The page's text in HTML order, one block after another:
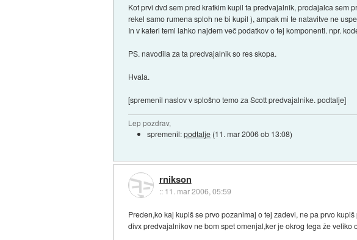
Kot prvi dvd sem pred kratkim kupil ta predvajalnik, prodajalca sem
rekel samo rumena sploh ne bi kupil ), ampak mi te natavitve ne
In v kateri temi lahko najdem več podatkov o tej komponenti. npr.
PS. navodila za ta predvajalnik so res skopa.
Hvala.
[spremenil naslov v splošno temo za Scott predvajalnike. podtalje]
Lep pozdrav,
spremenil:podtalje (11. mar 2006 ob 13:08)
rnikson
:: 11. mar 2006, 05:59
Preden,ko kaj kupiš se prvo pozanimaj o tej zadevi, ne pa prvo
divx predvajalnikov ne bom spet omenjal,ker je okrog tega že veliko